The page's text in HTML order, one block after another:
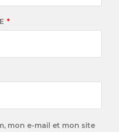
*
mon e-mail et mon site